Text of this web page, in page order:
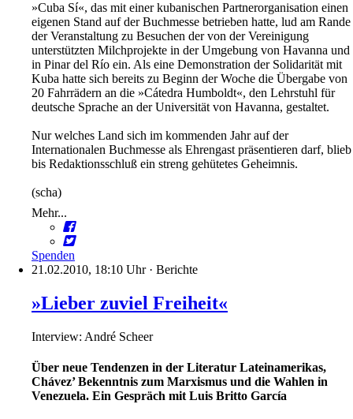
»Cuba Sí«, das mit einer kubanischen Partnerorganisation einen
eigenen Stand auf der Buchmesse betrieben hatte, lud am Rande
der Veranstaltung zu Besuchen der von der Vereinigung
unterstützten Milchprojekte in der Umgebung von Havanna und
in Pinar del Río ein. Als eine Demonstration der Solidarität mit
Kuba hatte sich bereits zu Beginn der Woche die Übergabe von
20 Fahrrädern an die »Cátedra Humboldt«, den Lehrstuhl für
deutsche Sprache an der Universität von Havanna, gestaltet.
Nur welches Land sich im kommenden Jahr auf der
Internationalen Buchmesse als Ehrengast präsentieren darf, blieb
bis Redaktionsschluß ein streng gehütetes Geheimnis.
(scha)
Mehr...
Spenden
21.02.2010, 18:10 Uhr· Berichte
»Lieber zuviel Freiheit«
Interview: André Scheer
Über neue Tendenzen in der Literatur Lateinamerikas,
Chávez’ Bekenntnis zum Marxismus und die Wahlen in
Venezuela. Ein Gespräch mit Luis Britto García